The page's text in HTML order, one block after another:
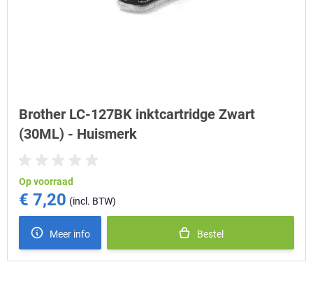
Brother LC-127BK inktcartridge Zwart
(30ML) - Huismerk
Op voorraad
€ 7,20
Meer info Bestel